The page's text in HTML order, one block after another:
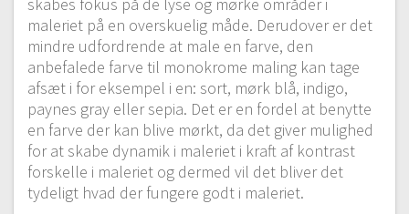
maleriet på en overskuelig måde. Derudover er det
mindre udfordrende at male en farve, den
anbefalede farve til monokrome maling kan tage
afsæt i for eksempel i en: sort, mørk blå, indigo,
paynes gray eller sepia. Det er en fordel at benytte
en farve der kan blive mørkt, da det giver mulighed
for at skabe dynamik i maleriet i kraft af kontrast
forskelle i maleriet og dermed vil det bliver det
tydeligt hvad der fungere godt i maleriet.